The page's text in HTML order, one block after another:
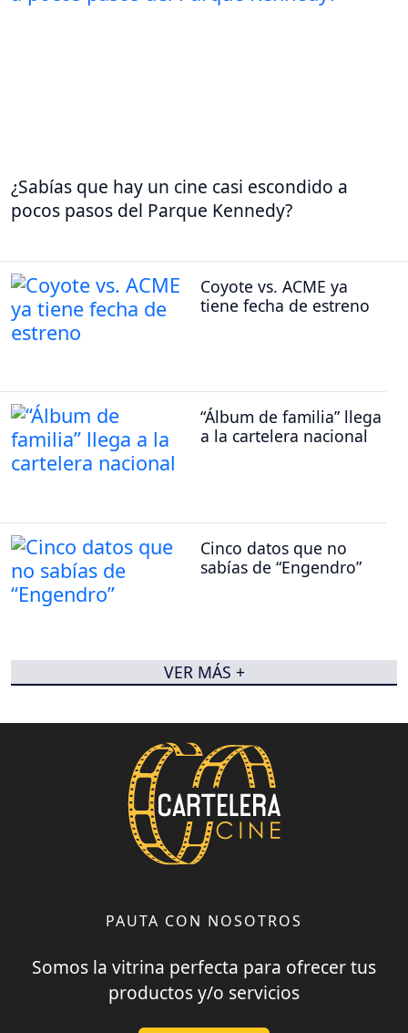
¿Sabías que hay un cine casi escondido a
pocos pasos del Parque Kennedy?
Coyote vs. ACME ya
tiene fecha de estreno
“Álbum de familia” llega
a la cartelera nacional
Cinco datos que no
sabías de “Engendro”
VER MÁS +
PAUTA CON NOSOTROS
Somos la vitrina perfecta para ofrecer tus
productos y/o servicios